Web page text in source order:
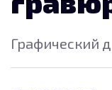
Графический